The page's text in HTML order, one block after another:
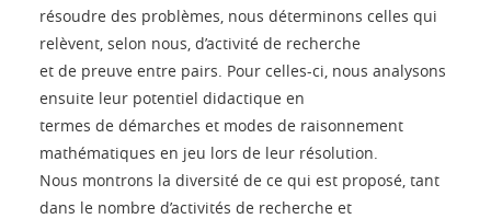
résoudre des problèmes, nous déterminons celles qui
relèvent, selon nous, d’activité de recherche
et de preuve entre pairs. Pour celles-ci, nous analysons
ensuite leur potentiel didactique en
termes de démarches et modes de raisonnement
mathématiques en jeu lors de leur résolution.
Nous montrons la diversité de ce qui est proposé, tant
dans le nombre d’activités de recherche et